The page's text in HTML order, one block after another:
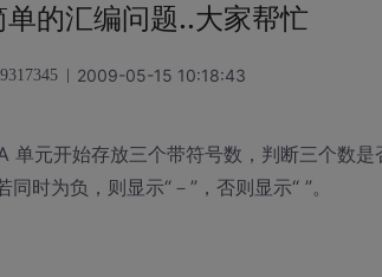
单的汇编问题..大家帮忙
2009-05-15 10:18:43
单元开始存放三个带符号数，判断三个数
同时为负，则显示“－”，否则显示“ ”。